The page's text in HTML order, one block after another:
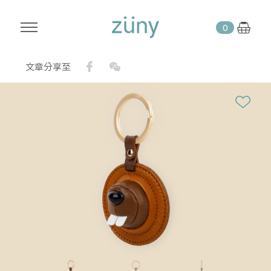
0
文章分享至 Facebook